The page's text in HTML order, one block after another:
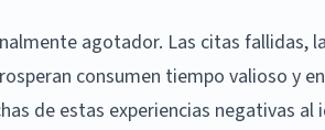
agotador. Las citas fallidas,
consumen tiempo valioso y
de estas experiencias negativas al